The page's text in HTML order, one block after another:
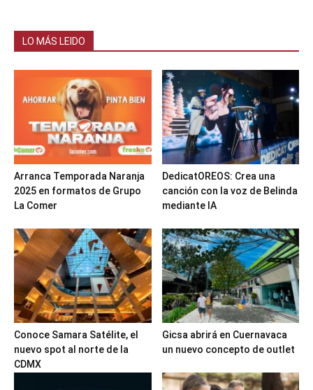
LO MÁS LEIDO
Arranca Temporada Naranja
2025 en formatos de Grupo
La Comer
DedicatOREOS: Crea una
canción con la voz de Belinda
mediante IA
Conoce Samara Satélite, el
nuevo spot al norte de la
CDMX
Gicsa abrirá en Cuernavaca
un nuevo concepto de outlet